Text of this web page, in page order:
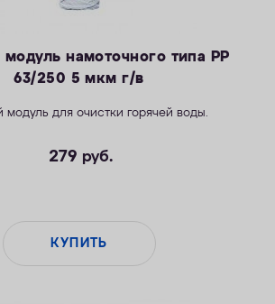
намоточного типа РР
63/250 5 мкм г/в
для очистки горячей воды.
279 руб.
КУПИТЬ